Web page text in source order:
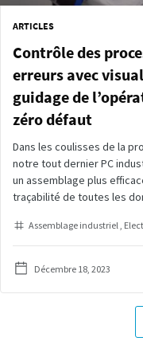
ARTICLES
Contrôle des
erreurs avec
guidage de
zéro défaut
Dans les coulisses de la
notre tout dernier PC
un assemblage plus
traçabilité de toutes les
l'opérateur, contrôleur
asservie portative de la
défaut.
Assemblage industriel
Décembre 18, 2023